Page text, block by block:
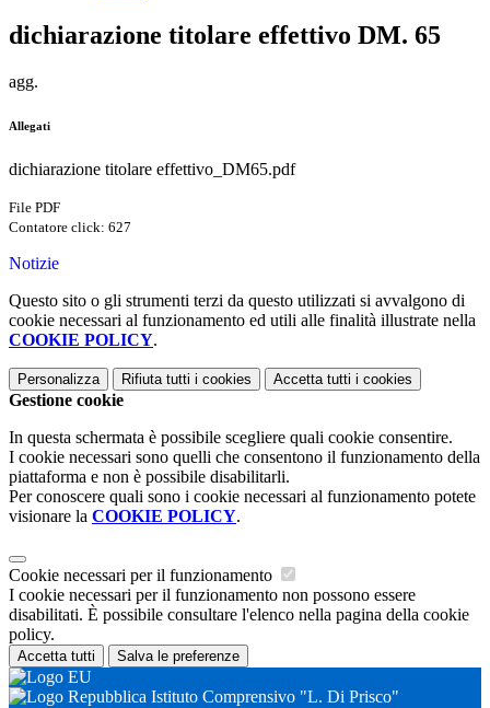
dichiarazione titolare effettivo DM. 65
agg.
Allegati
dichiarazione titolare effettivo_DM65.pdf
File PDF
Contatore click: 627
Notizie
Questo sito o gli strumenti terzi da questo utilizzati si avvalgono di
cookie necessari al funzionamento ed utili alle finalità illustrate nella
COOKIE POLICY.
Personalizza Rifiuta tutti i cookies Accetta tutti i cookies
Gestione cookie
In questa schermata è possibile scegliere quali cookie consentire.
I cookie necessari sono quelli che consentono il funzionamento della
piattaforma e non è possibile disabilitarli.
Per conoscere quali sono i cookie necessari al funzionamento potete
visionare la COOKIE POLICY.
Cookie necessari per il funzionamento
I cookie necessari per il funzionamento non possono essere
disabilitati. È possibile consultare l'elenco nella pagina della cookie
policy.
Accetta tutti Salva le preferenze
Istituto Comprensivo "L. Di Prisco"